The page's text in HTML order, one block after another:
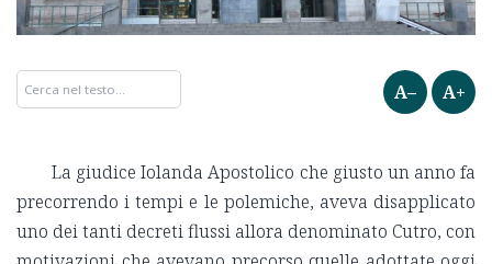
A– A+
La giudice Iolanda Apostolico che giusto un anno fa
precorrendo i tempi e le polemiche, aveva disapplicato
uno dei tanti decreti flussi allora denominato Cutro, con